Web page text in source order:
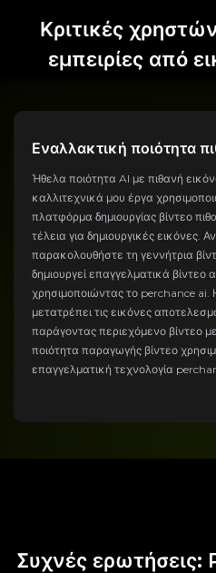
Κριτικές
εμπειρίες από
Εναλλακτική ποιότητα
Ήθελα ποιότητα AI με πιθανή
καλλιτεχνικά μου έργα
πλατφόρμα δημιουργίας βίντεο
τέλεια για δημιουργικές εικόνες.
παρακολουθήστε τη γεννήτρια
δημιουργεί επαγγελματικά βίντεο
χρησιμοποιώντας το perchance
μετατρέπει τις εικόνες
παράγοντας περιεχόμενο βίντεο
ποιότητα παραγωγής βίντεο
επαγγελματική τεχνολογία
Συχνές